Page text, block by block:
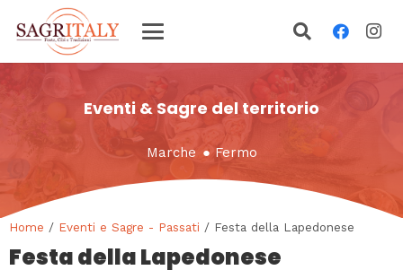
Eventi & Sagre del territorio
Marche ● Fermo
Home / Eventi e Sagre - Passati / Festa della Lapedonese
Festa della Lapedonese